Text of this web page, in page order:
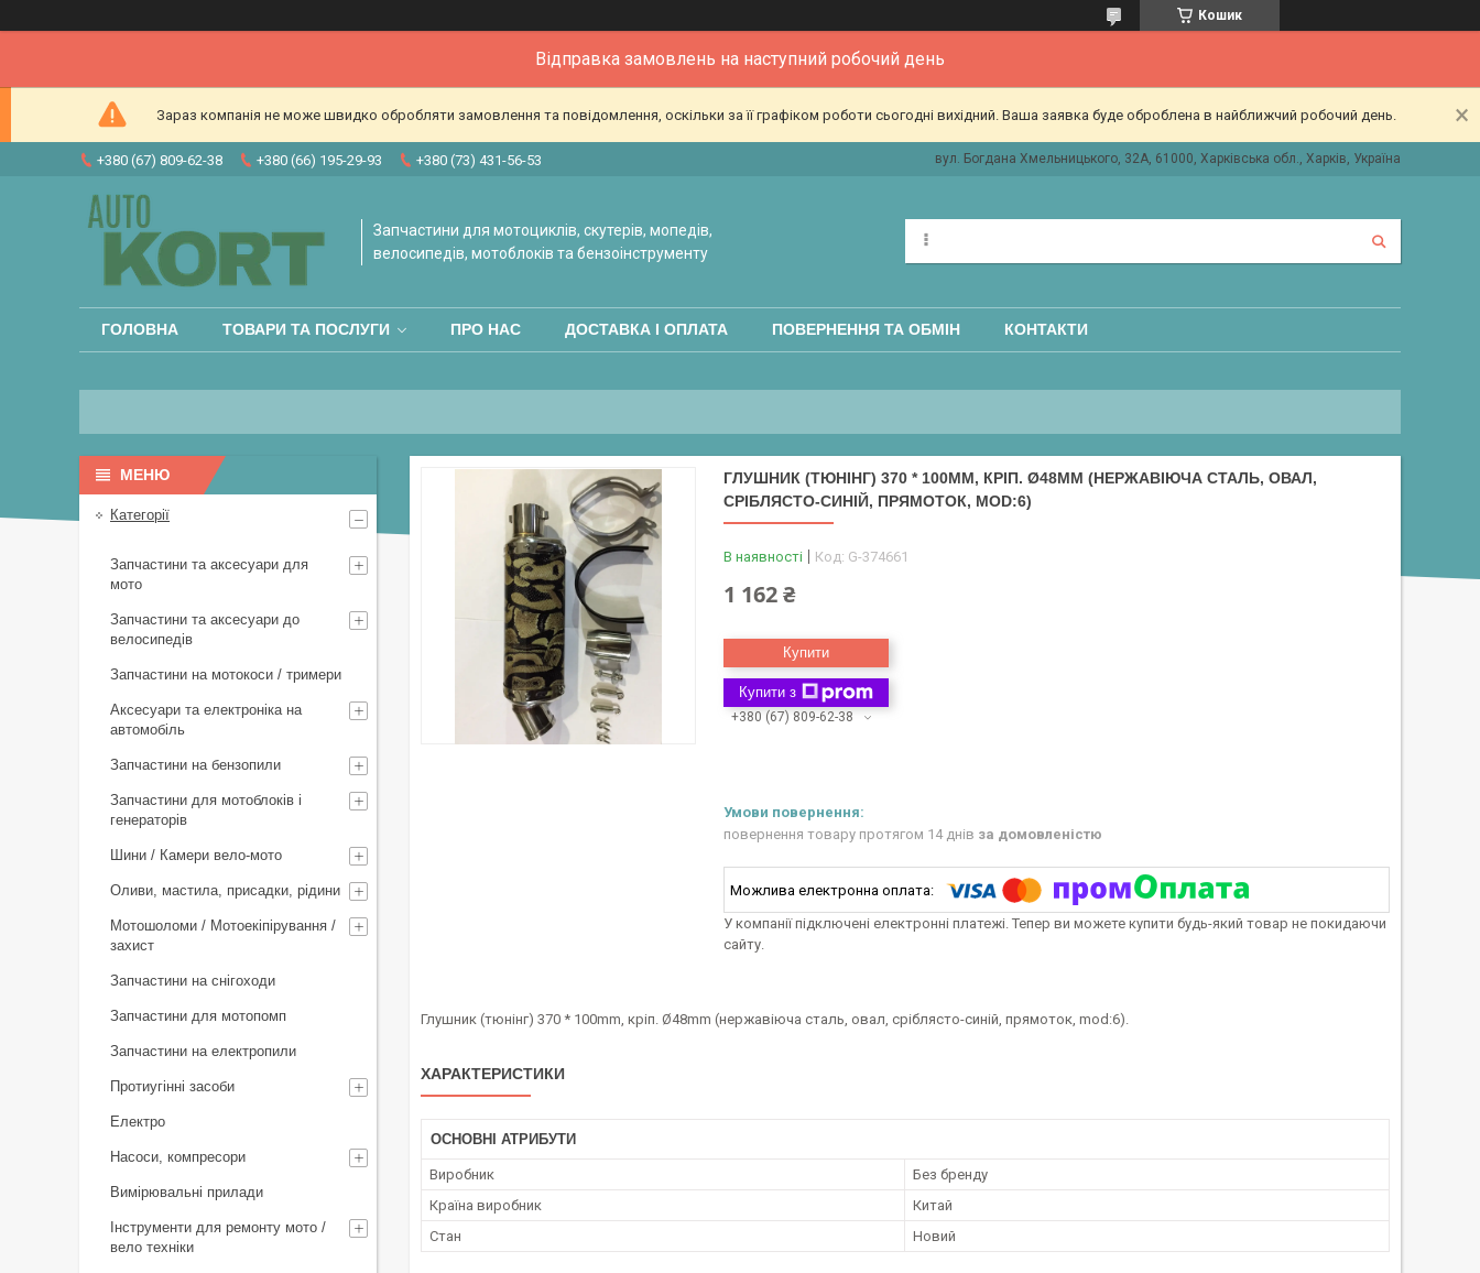
Кошик
Відправка замовлень на наступний робочий день
Зараз компанія не може швидко обробляти замовлення та повідомлення, оскільки за її графіком роботи сьогодні вихідний. Ваша заявка буде оброблена в найближчий робочий день.
+380 (67) 809-62-38 +380 (66) 195-29-93 +380 (73) 431-56-53 вул. Богдана Хмельницького, 32А, 61000, Харківська обл., Харків, Україна
Запчастини для мотоциклів, скутерів, мопедів,
велосипедів, мотоблоків та бензоінструменту
ГОЛОВНА ТОВАРИ ТА ПОСЛУГИ ПРО НАС ДОСТАВКА І ОПЛАТА ПОВЕРНЕННЯ ТА ОБМІН КОНТАКТИ
ГЛУШНИК (ТЮНІНГ) 370 * 100MM, КРІП. Ø48MM (НЕРЖАВІЮЧА СТАЛЬ, ОВАЛ,
СРІБЛЯСТО-СИНІЙ, ПРЯМОТОК, MOD:6)
В наявності Код: G-374661
1 162 ₴
Купити
Купити з
+380 (67) 809-62-38
повернення товару протягом 14 днів за домовленістю
У компанії підключені електронні платежі. Тепер ви можете купити будь-який товар не покидаючи
сайту.
Глушник (тюнінг) 370 * 100mm, кріп. Ø48mm (нержавіюча сталь, овал, сріблясто-синій, прямоток, mod:6).
ХАРАКТЕРИСТИКИ
ОСНОВНІ АТРИБУТИ
Виробник
Без бренду
Країна виробник
Китай
Стан
Новий
Категорії
Запчастини та аксесуари для
мото
Запчастини та аксесуари до
велосипедів
Запчастини на мотокоси / тримери
Аксесуари та електроніка на
автомобіль
Запчастини на бензопили
Запчастини для мотоблоків і
генераторів
Шини / Камери вело-мото
Оливи, мастила, присадки, рідини
Мотошоломи / Мотоекіпірування /
захист
Запчастини на снігоходи
Запчастини для мотопомп
Запчастини на електропили
Протиугінні засоби
Електро
Насоси, компресори
Вимірювальні прилади
Інструменти для ремонту мото /
вело техніки